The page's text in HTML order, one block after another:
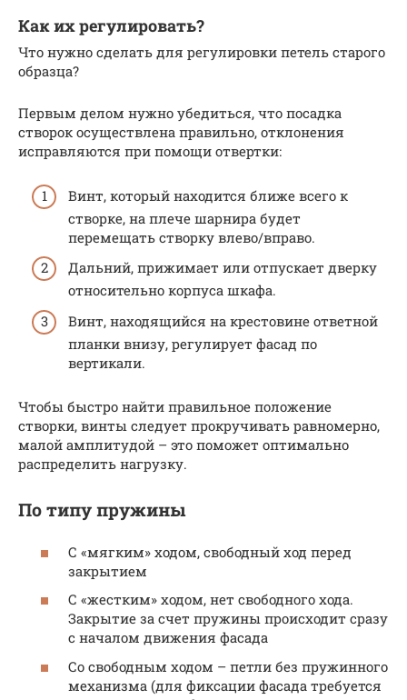
Как их регулировать?
Что нужно сделать для регулировки петель старого
образца?
Первым делом нужно убедиться, что посадка
створок осуществлена правильно, отклонения
исправляются при помощи отвертки:
Винт, который находится ближе всего к
створке, на плече шарнира будет
перемещать створку влево/вправо.
Дальний, прижимает или отпускает дверку
относительно корпуса шкафа.
Винт, находящийся на крестовине ответной
планки внизу, регулирует фасад по
вертикали.
Чтобы быстро найти правильное положение
створки, винты следует прокручивать равномерно,
малой амплитудой – это поможет оптимально
распределить нагрузку.
По типу пружины
С «мягким» ходом, свободный ход перед
закрытием
С «жестким» ходом, нет свободного хода.
Закрытие за счет пружины происходит сразу
с началом движения фасада
Со свободным ходом – петли без пружинного
механизма (для фиксации фасада требуется